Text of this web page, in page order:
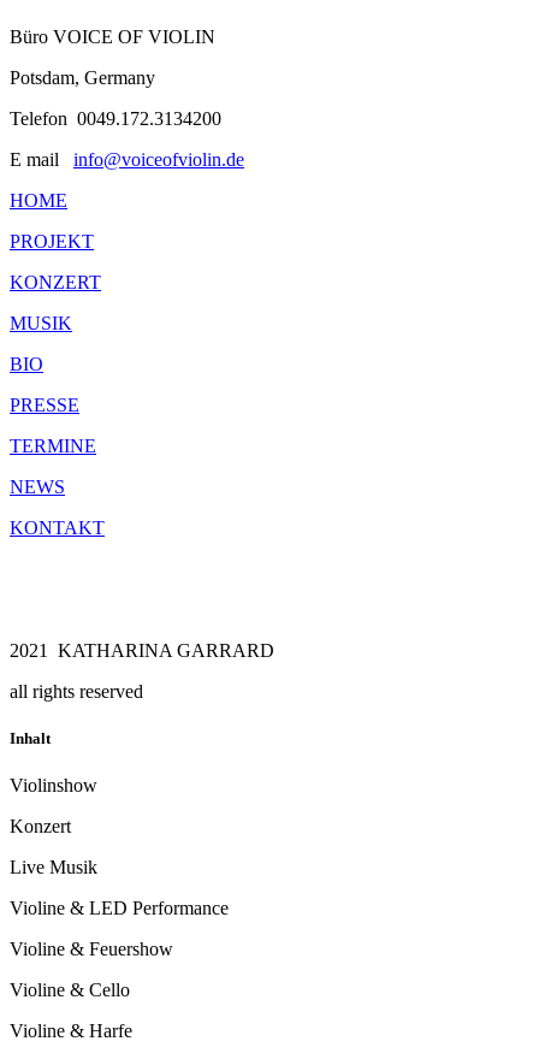
Büro VOICE OF VIOLIN
Potsdam, Germany
Telefon 0049.172.3134200
E mail info@voiceofviolin.de
HOME
PROJEKT
KONZERT
MUSIK
BIO
PRESSE
TERMINE
NEWS
KONTAKT
2021 KATHARINA GARRARD
all rights reserved
Inhalt
Violinshow
Konzert
Live Musik
Violine & LED Performance
Violine & Feuershow
Violine & Cello
Violine & Harfe